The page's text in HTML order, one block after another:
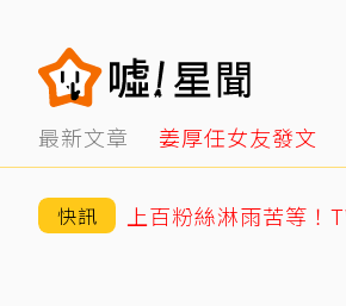
最新文章 姜厚任女友發文
快訊 上百粉絲淋雨苦等！